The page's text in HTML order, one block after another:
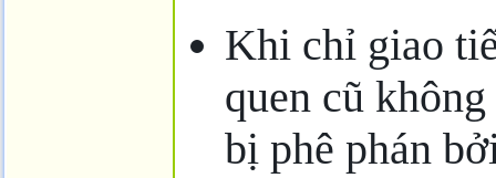
Khi chỉ giao
quen cũ
bị phê phán